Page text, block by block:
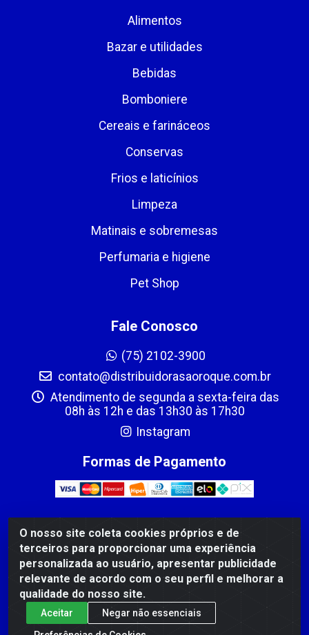
O nosso site coleta cookies próprios e de
terceiros para proporcionar uma experiência
personalizada ao usuário, apresentar publicidade
relevante de acordo com o seu perfil e melhorar a
qualidade do nosso site.
Aceitar
Negar não essenciais
Alimentos
Bazar e utilidades
Bebidas
Bomboniere
Cereais e farináceos
Conservas
Frios e laticínios
Limpeza
Matinais e sobremesas
Perfumaria e higiene
Pet Shop
Fale Conosco
(75) 2102-3900
contato@distribuidorasaoroque.com.br
Atendimento de segunda a sexta-feira das
08h às 12h e das 13h30 às 17h30
Instagram
Formas de Pagamento
DIST DE PROD ALIM SÃO ROQUE LTDA - AVENIDA
PROBAHIA, 501 - TOMBA - CIS, FEIRA DE SANTANA /BA
- CEP: 44.092-400 - CNPJ 03.705.630/0003-11